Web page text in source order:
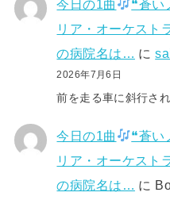
今日の1曲 ❝蒼い
リア・オーケスト
の病院名は… に
2026年7月6日
前を走る車に斜行さ
今日の1曲 ❝蒼い
リア・オーケスト
の病院名は… に